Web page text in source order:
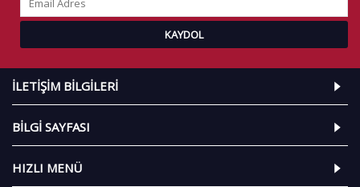
KAYDOL
İLETIŞIM BILGILERI
BILGI SAYFASI
HIZLI MENÜ